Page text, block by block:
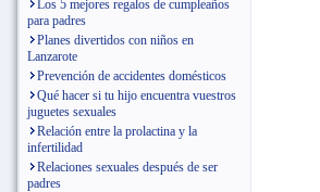
Los 5 mejores regalos de cumpleaños
para padres
Planes divertidos con niños en
Lanzarote
Prevención de accidentes domésticos
Qué hacer si tu hijo encuentra vuestros
juguetes sexuales
Relación entre la prolactina y la
infertilidad
Relaciones sexuales después de ser
padres